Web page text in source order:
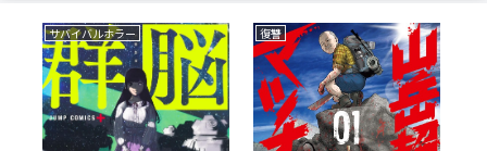
サバイバルホラー 復讐